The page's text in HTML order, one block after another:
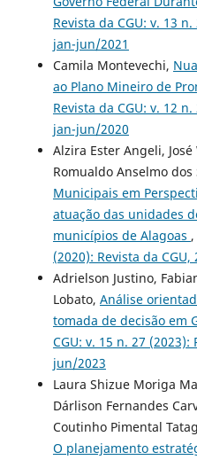
Revista da CGU: v. 13
jan-jun/2021
Camila Montevechi,
ao Plano Mineiro de
Revista da CGU: v. 12
jan-jun/2020
Alzira Ester Angeli,
Romualdo Anselmo dos
Municipais em
atuação das unidades
municípios de Alagoas ,
(2020): Revista da
Adrielson Justino,
Lobato, Análise
tomada de decisão em
CGU: v. 15 n. 27 (2023):
jun/2023
Laura Shizue Moriga
Dárlison Fernandes
Coutinho Pimental
O planejamento